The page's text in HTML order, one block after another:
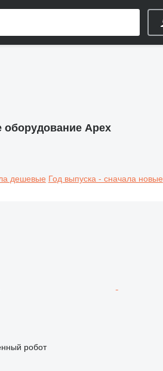
Apex
дешевые Год выпуска - сначала новые
робот